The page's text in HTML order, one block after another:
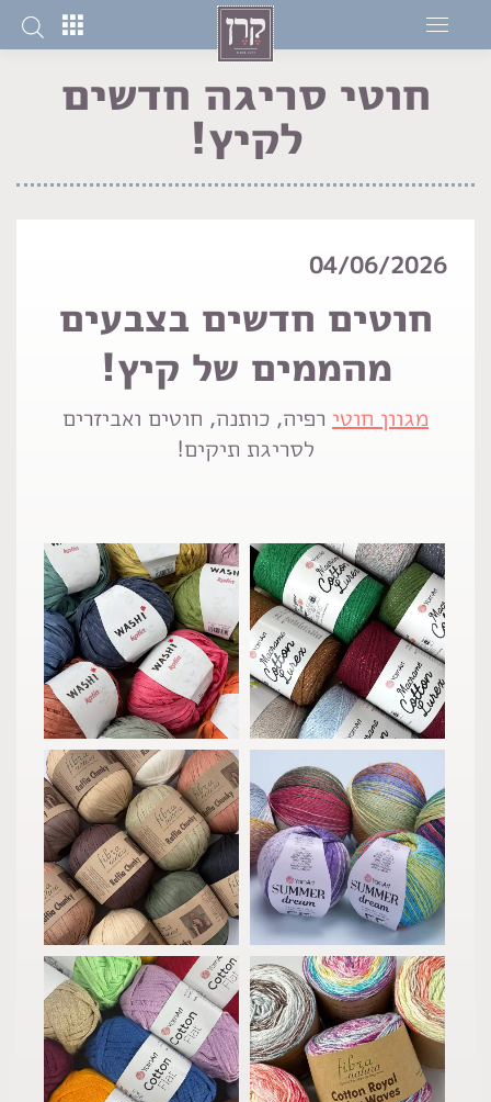
חוטי סריגה חדשים
לקיץ!
04/06/2026
חוטים חדשים בצבעים
מהממים של קיץ!
מגוון חוטי רפיה, כותנה, חוטים ואביזרים
לסריגת תיקים!